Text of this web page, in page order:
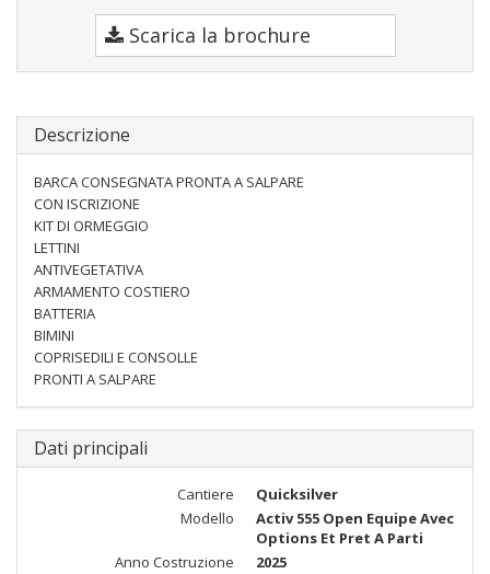
Scarica la brochure
Descrizione
BARCA CONSEGNATA PRONTA A SALPARE
CON ISCRIZIONE
KIT DI ORMEGGIO
LETTINI
ANTIVEGETATIVA
ARMAMENTO COSTIERO
BATTERIA
BIMINI
COPRISEDILI E CONSOLLE
PRONTI A SALPARE
Dati principali
Cantiere
Quicksilver
Modello
Activ 555 Open Equipe Avec
Options Et Pret A Parti
Anno Costruzione
2025